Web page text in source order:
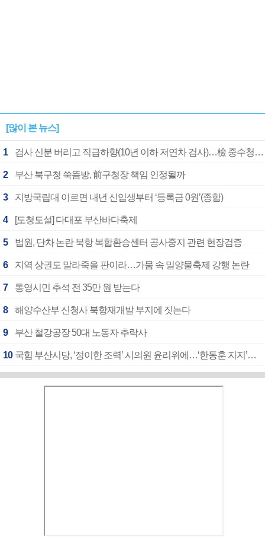
[많이 본 뉴스]
1 검사 신분 버리고 직급하향(10년 이하 저연차 검사)…檢 중수청행 기피
2 부산 북구청 쑥뜸방, 前구청장 책임 인정될까
3 지방국립대 이르면 내년 신입생부터 ‘등록금 0원’(종합)
4 [도청도설] 다대포 부산바다축제
5 법원, 단차 논란 북항 복합환승센터 공사중지 관련 현장검증
6 지역 상권도 말라죽을 판이라…가뭄 속 밀양물축제 강행 논란
7 통영시민 추석 전 35만 원 받는다
8 해양수산부 신청사 북항재개발 부지에 짓는다
9 부산 철강공장 50대 노동자 추락사
10 국힘 부산시당, ‘정이한 조력’ 시의원 윤리위에…‘한동훈 지지’도 신고접수